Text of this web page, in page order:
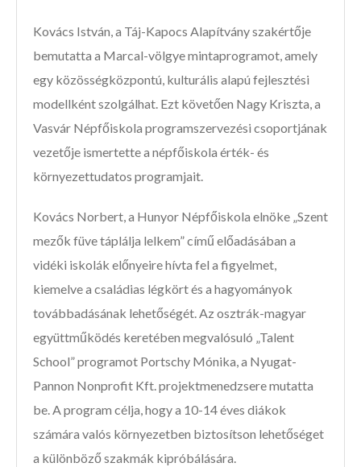
Kovács István, a Táj-Kapocs Alapítvány szakértője
bemutatta a Marcal-völgye mintaprogramot, amely
egy közösségközpontú, kulturális alapú fejlesztési
modellként szolgálhat. Ezt követően Nagy Kriszta, a
Vasvár Népfőiskola programszervezési csoportjának
vezetője ismertette a népfőiskola érték- és
környezettudatos programjait.
Kovács Norbert, a Hunyor Népfőiskola elnöke „Szent
mezők füve táplálja lelkem” című előadásában a
vidéki iskolák előnyeire hívta fel a figyelmet,
kiemelve a családias légkört és a hagyományok
továbbadásának lehetőségét. Az osztrák-magyar
együttműködés keretében megvalósuló „Talent
School” programot Portschy Mónika, a Nyugat-
Pannon Nonprofit Kft. projektmenedzsere mutatta
be. A program célja, hogy a 10-14 éves diákok
számára valós környezetben biztosítson lehetőséget
a különböző szakmák kipróbálására.